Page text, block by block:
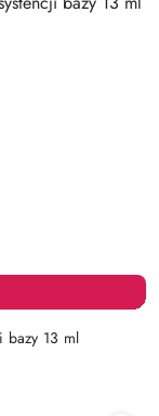
bazy 13 ml